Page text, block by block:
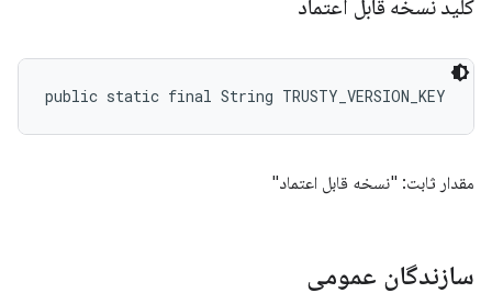
کلید نسخه قابل اعتماد
public static final String TRUSTY_VERSION_KEY
مقدار ثابت: "نسخه قابل اعتماد"
سازندگان عمومی